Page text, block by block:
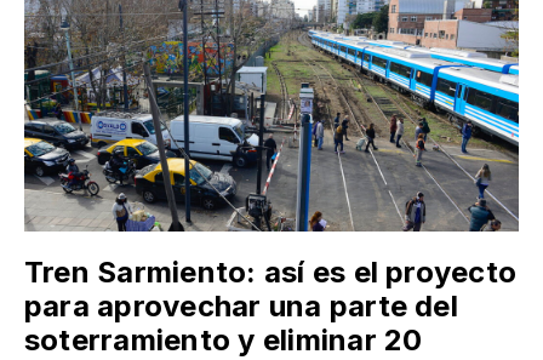
Tren Sarmiento: así es el proyecto
para aprovechar una parte del
soterramiento y eliminar 20